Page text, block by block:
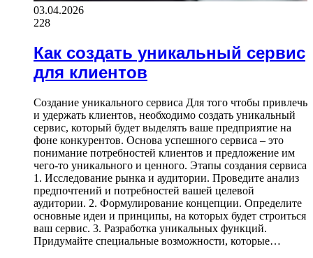
03.04.2026
228
Как создать уникальный сервис
для клиентов
Создание уникального сервиса Для того чтобы привлечь
и удержать клиентов, необходимо создать уникальный
сервис, который будет выделять ваше предприятие на
фоне конкурентов. Основа успешного сервиса – это
понимание потребностей клиентов и предложение им
чего-то уникального и ценного. Этапы создания сервиса
1. Исследование рынка и аудитории. Проведите анализ
предпочтений и потребностей вашей целевой
аудитории. 2. Формулирование концепции. Определите
основные идеи и принципы, на которых будет строиться
ваш сервис. 3. Разработка уникальных функций.
Придумайте специальные возможности, которые…